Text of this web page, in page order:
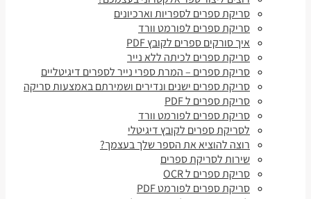
סריקת ספרים לספריות וארכיונים
סריקת ספרים לפורמט וורד
איך סורקים ספרים לקובץ PDF
סריקת ספרים לכיתה ללא נייר
סריקת ספרים – המרת ספרי נייר לספרים דיגיטליים
סריקת ספרים ישנים ונדירים ושמירתם באמצעות סריקה
סריקת ספרים ל PDF
סריקת ספרים לפורמט וורד
לסריקת ספרים לקובץ דיגיטלי
רוצה להוציא את הספר שלך בעצמך?
שירות לסריקת ספרים
סריקת ספרים ל OCR
סריקת ספרים לפורמט PDF